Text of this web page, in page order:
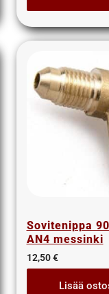
Sovitenippa
AN4 messinki
12,50€
Lisää